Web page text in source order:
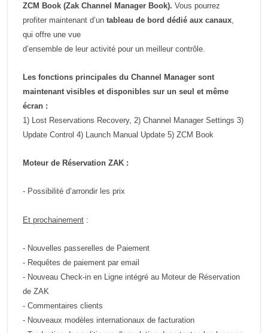
ZCM Book (Zak Channel Manager Book). Vous pourrez
profiter maintenant d’un tableau de bord dédié aux canaux
qui offre une vue
d’ensemble de leur activité pour un meilleur contrôle.
Les fonctions principales du Channel Manager sont
maintenant visibles et disponibles sur un seul et même
écran :
1) Lost Reservations Recovery, 2) Channel Manager Settings 3)
Update Control 4) Launch Manual Update 5) ZCM Book
Moteur de Réservation ZAK :
- Possibilité d’arrondir les prix
Et prochainement :
- Nouvelles passerelles de Paiement
- Requêtes de paiement par email
- Nouveau Check-in en Ligne intégré au Moteur de Réservation
de ZAK
- Commentaires clients
- Nouveaux modèles internationaux de facturation